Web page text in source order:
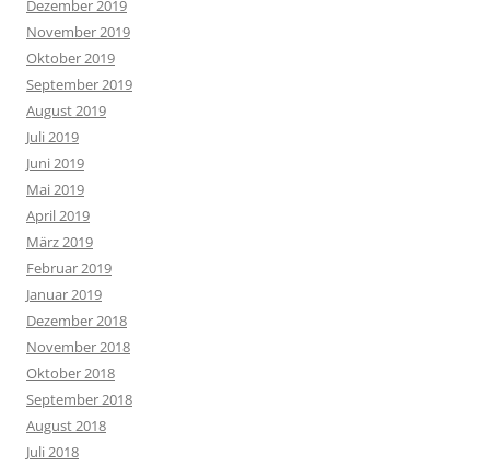
Dezember 2019
November 2019
Oktober 2019
September 2019
August 2019
Juli 2019
Juni 2019
Mai 2019
April 2019
März 2019
Februar 2019
Januar 2019
Dezember 2018
November 2018
Oktober 2018
September 2018
August 2018
Juli 2018